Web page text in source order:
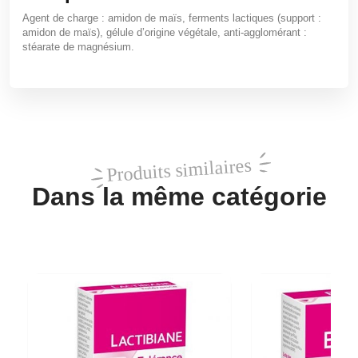
Agent de charge : amidon de maïs, ferments lactiques (support :
amidon de maïs), gélule d’origine végétale, anti-agglomérant :
stéarate de magnésium.
Produits similaires
Dans la même catégorie